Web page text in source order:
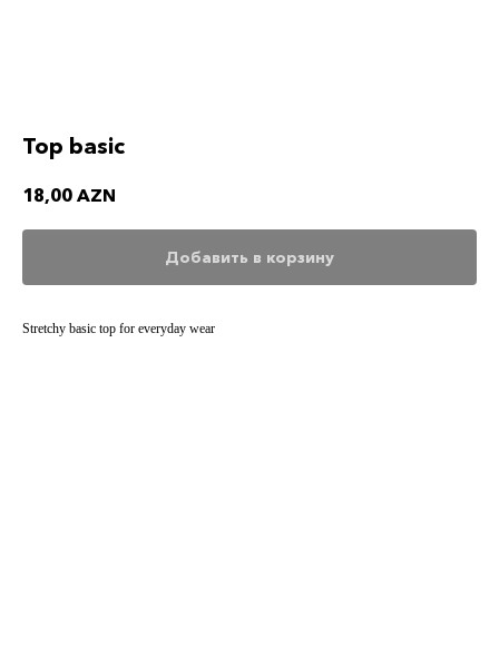
Top basic
18,00 AZN
Добавить в корзину
Stretchy basic top for everyday wear